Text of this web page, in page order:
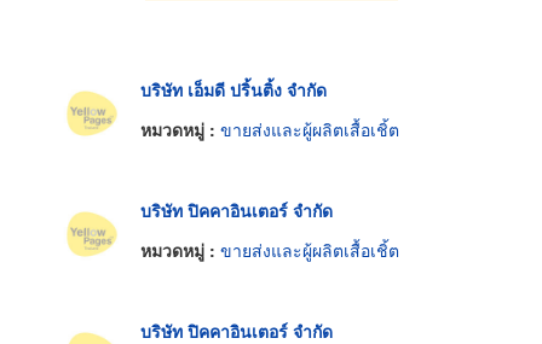
บริษัท เอ็มดี ปริ้นติ้ง จำกัด
หมวดหมู่ : ขายส่งและผู้ผลิตเสื้อเชิ้ต
บริษัท ปิคคาอินเตอร์ จำกัด
หมวดหมู่ : ขายส่งและผู้ผลิตเสื้อเชิ้ต
บริษัท ปิคคาอินเตอร์ จำกัด